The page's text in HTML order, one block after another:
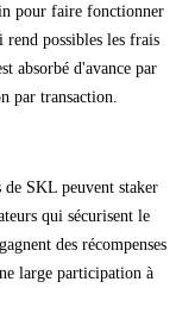
pour faire fonctionner
rend possibles les frais
absorbé d'avance par
par transaction.
SKL peuvent staker
qui sécurisent le
des récompenses
large participation à